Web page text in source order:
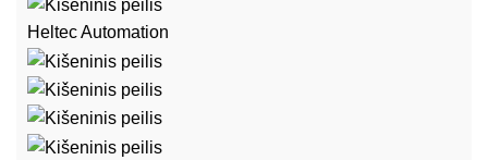
Heltec Automation